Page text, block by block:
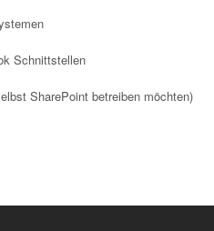
Schnittstellen
SharePoint betreiben möchten)